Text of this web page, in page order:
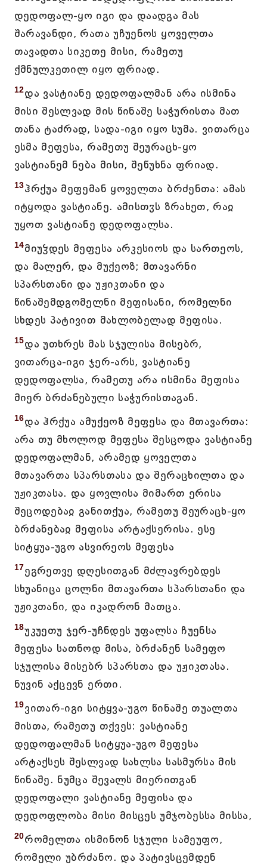
დედოფალ-ყო იგი და დაადგა მას
შარავანდი, რათა უჩუენოს ყოველთა
თავადთა სიკეთე მისი, რამეთუ
ქმნულკეთილ იყო ფრიად.
12და ვასტიანე დედოფალმან არა ისმინა
მისი შესლვად მის წინაშე საჭურისთა მათ
თანა ტაძრად, სადა-იგი იყო სუმა. ვითარცა
ესმა მეფესა, რამეთუ შეურაცხ-ყო
ვასტიანემ ნება მისი, შეწუხნა ფრიად.
13ჰრქუა მეფემან ყოველთა ბრძენთა: ამას
იტყოდა ვასტიანე. ამისთჳს ზრახეთ, რაჲ
უყოთ ვასტიანე დედოფალსა.
14მიუჴდეს მეფესა არკესიოს და სართეოს,
და მალერ, და მუქეოზ; მთავარნი
სპარსთანი და უჟიკთანი და
წინაშემდგომელნი მეფისანი, რომელნი
სხდეს პატივით მახლობელად მეფისა.
15და უთხრეს მას სჯულისა მისებრ,
ვითარცა-იგი ჯერ-არს, ვასტიანე
დედოფალსა, რამეთუ არა ისმინა მეფისა
მიერ ბრძანებული საჭურისთაგან.
16და ჰრქუა ამუქეოზ მეფესა და მთავართა:
არა თუ მხოლოდ მეფესა შესცოდა ვასტიანე
დედოფალმან, არამედ ყოველთა
მთავართა სპარსთასა და შერაცხილთა და
უჟიკთასა. და ყოვლისა მიმართ ერისა
შეცოდებაჲ განითქუა, რამეთუ შეურაცხ-ყო
ბრძანებაჲ მეფისა არტაქსერისა. ესე
სიტყუა-უგო ასვირეოს მეფესა
17ეგრეთვე დღესითგან მძლავრებდეს
სხუანიცა ცოლნი მთავართა სპარსთანი და
უჟიკთანი, და იკადრონ მათცა.
18უკუეთუ ჯერ-უჩნდეს უფალსა ჩუენსა
მეფესა სათნოდ მისა, ბრძანენ სამეფო
სჯულისა მისებრ სპარსთა და უჟიკთასა.
ნუვინ აქცევნ ერთი.
19ვითარ-იგი სიტყვა-უგო წინაშე თუალთა
მისთა, რამეთუ თქვეს: ვასტიანე
დედოფალმან სიტყუა-უგო მეფესა
არტაქსეს შესლვად სახლსა სასმურსა მის
წინაშე. ნუმცა შევალს მიერითგან
დედოფალი ვასტიანე მეფისა და
დედოფლობა მისი მისცეს უმჯობესსა მისსა,
20რომელთა ისმინონ სჯული სამეუფო,
რომელი უბრძანო. და პატივსცემდენ